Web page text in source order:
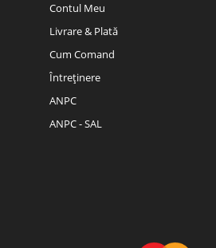
Contul Meu
Livrare & Plată
Cum Comand
Întreținere
ANPC
ANPC - SAL